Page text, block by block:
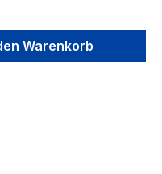
Warenkorb